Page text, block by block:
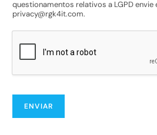
questionamentos relativos a LGPD envie
privacy@rgk4it.com.
ENVIAR